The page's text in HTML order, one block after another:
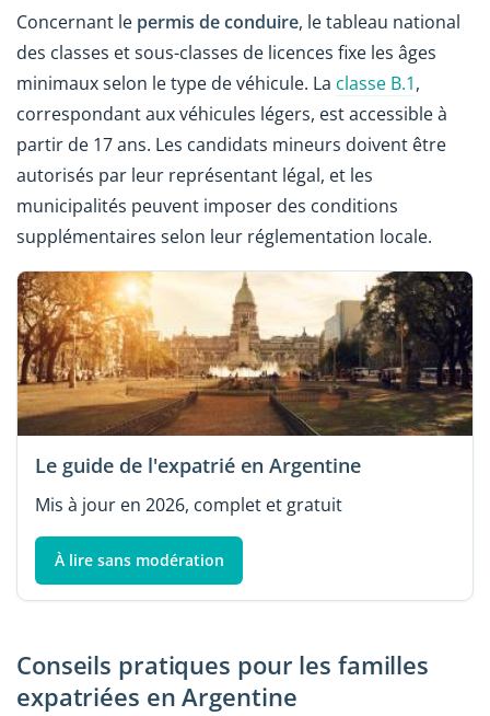
Concernant le permis de conduire, le tableau national
des classes et sous-classes de licences fixe les âges
minimaux selon le type de véhicule. La classe B.1,
correspondant aux véhicules légers, est accessible à
partir de 17 ans. Les candidats mineurs doivent être
autorisés par leur représentant légal, et les
municipalités peuvent imposer des conditions
supplémentaires selon leur réglementation locale.
Le guide de l'expatrié en Argentine
Mis à jour en 2026, complet et gratuit
À lire sans modération
Conseils pratiques pour les familles
expatriées en Argentine